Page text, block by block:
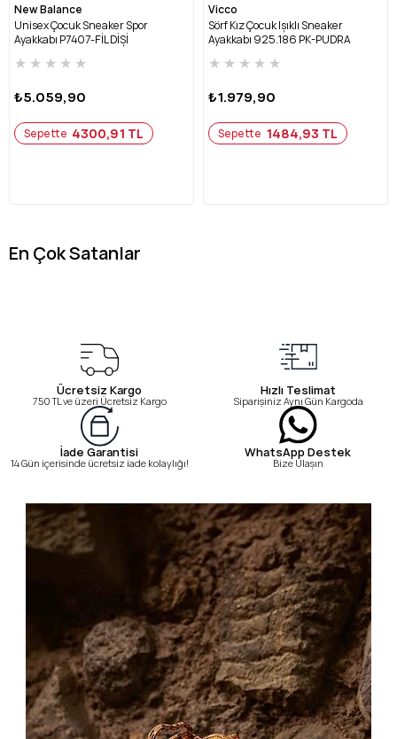
New Balance
Unisex Çocuk Sneaker Spor
Ayakkabı P7407-FİL DİŞİ
★ ★ ★ ★ ★
₺5.059,90
Sepette 4300,91 TL
Vicco
Sörf Kız Çocuk Işıklı Sneaker
Ayakkabı 925.186 PK-PUDRA
★ ★ ★ ★ ★
₺1.979,90
Sepette 1484,93 TL
En Çok Satanlar
Ücretsiz Kargo
750 TL ve üzeri Ücretsiz Kargo
Hızlı Teslimat
Siparişiniz Aynı Gün Kargoda
İade Garantisi
14 Gün içerisinde ücretsiz iade kolaylığı!
WhatsApp Destek
Bize Ulaşın